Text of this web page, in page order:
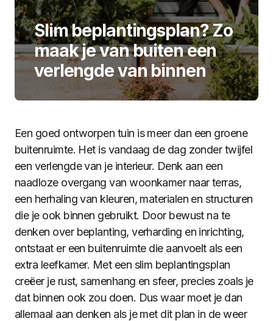
Slim beplantingsplan? Zo
maak je van buiten een
verlengde van binnen
Een goed ontworpen tuin is meer dan een groene
buitenruimte. Het is vandaag de dag zonder twijfel
een verlengde van je interieur. Denk aan een
naadloze overgang van woonkamer naar terras,
een herhaling van kleuren, materialen en structuren
die je ook binnen gebruikt. Door bewust na te
denken over beplanting, verharding en inrichting,
ontstaat er een buitenruimte die aanvoelt als een
extra leefkamer. Met een slim beplantingsplan
creëer je rust, samenhang en sfeer, precies zoals je
dat binnen ook zou doen. Dus waar moet je dan
allemaal aan denken als je met dit plan in de weer